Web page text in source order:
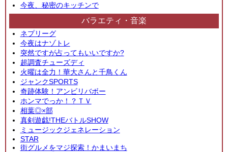
今夜、秘密のキッチンで
バラエティ・音楽
ネプリーグ
今夜はナゾトレ
突然ですが占ってもいいですか?
超調査チューズディ
火曜は全力！華大さんと千鳥くん
ジャンクSPORTS
奇跡体験！アンビリバボー
ホンマでっか！？ＴＶ
相葉◎×部
真剣遊戯!THEバトルSHOW
ミュージックジェネレーション
STAR
街グルメをマジ探索！かまいまち